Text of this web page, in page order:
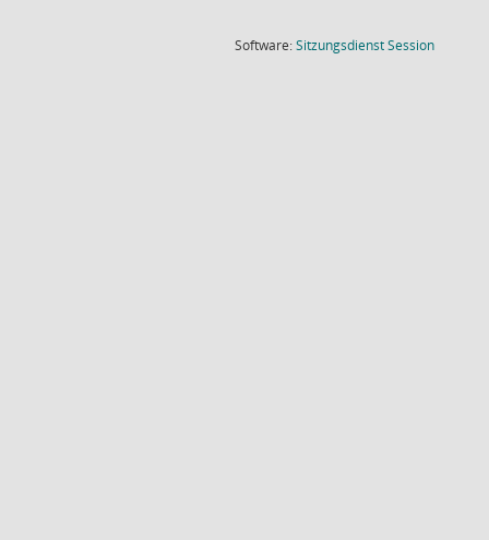
Software:SitzungsdienstSession(Wird in